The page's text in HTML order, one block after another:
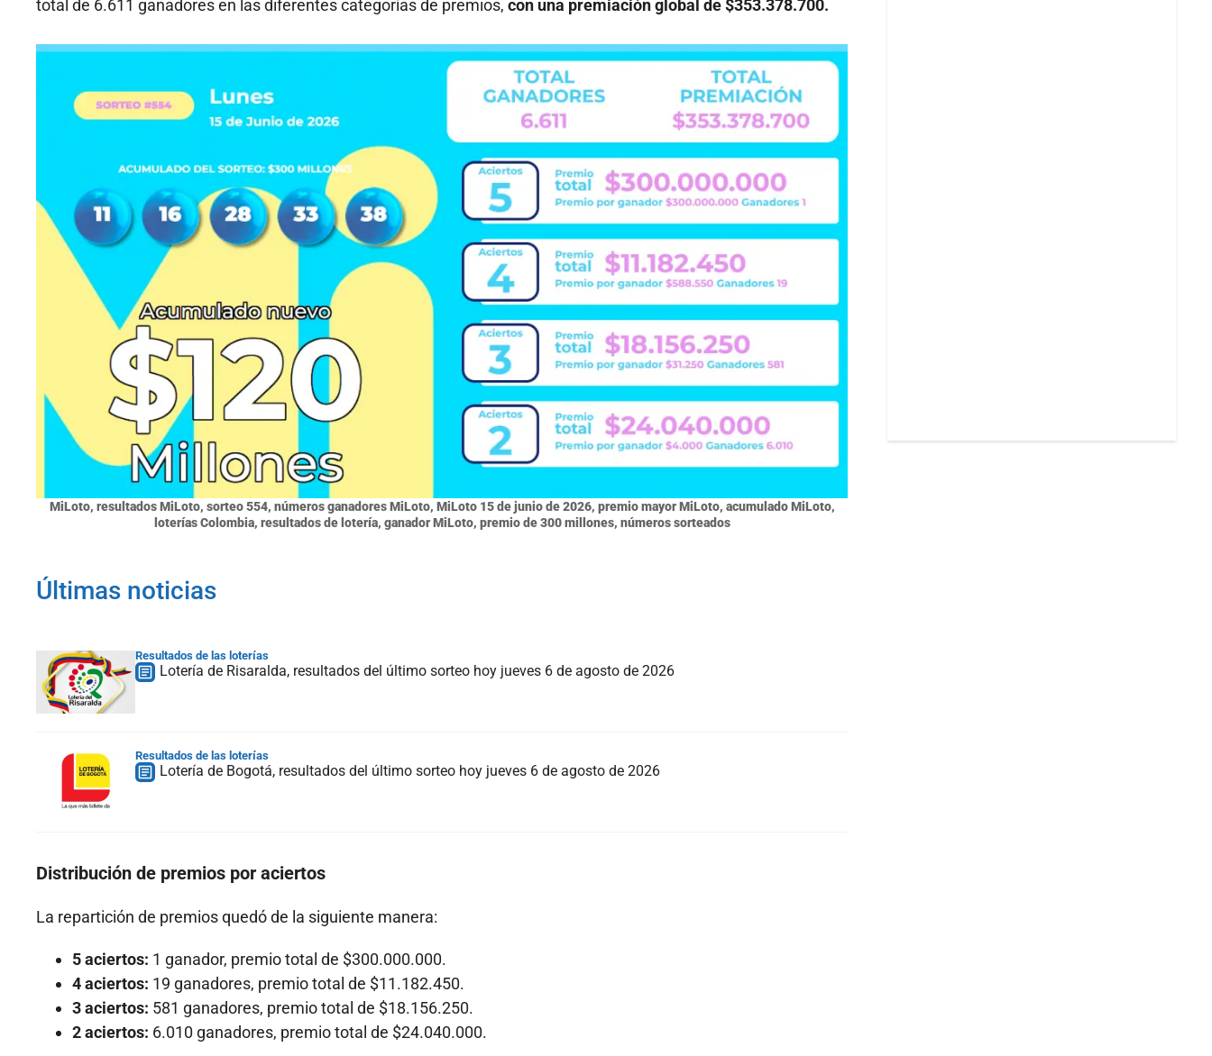
total de 6.611 ganadores en las diferentes categorías de premios, con una premiación global de $353.378.700.
MiLoto, resultados MiLoto, sorteo 554, números ganadores MiLoto, MiLoto 15 de junio de 2026, premio mayor MiLoto, acumulado MiLoto,
loterías Colombia, resultados de lotería, ganador MiLoto, premio de 300 millones, números sorteados
Últimas noticias
Resultados de las loterías
Lotería de Risaralda, resultados del último sorteo hoy jueves 6 de agosto de 2026
Resultados de las loterías
Lotería de Bogotá, resultados del último sorteo hoy jueves 6 de agosto de 2026
Distribución de premios por aciertos
La repartición de premios quedó de la siguiente manera:
5 aciertos: 1 ganador, premio total de $300.000.000.
4 aciertos: 19 ganadores, premio total de $11.182.450.
3 aciertos: 581 ganadores, premio total de $18.156.250.
2 aciertos: 6.010 ganadores, premio total de $24.040.000.